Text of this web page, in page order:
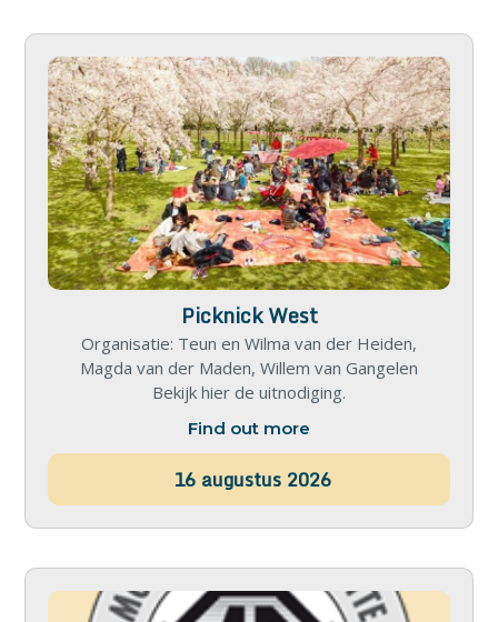
Picknick West
Organisatie: Teun en Wilma van der Heiden,
Magda van der Maden, Willem van Gangelen
Bekijk hier de uitnodiging.
Find out more
16 augustus 2026